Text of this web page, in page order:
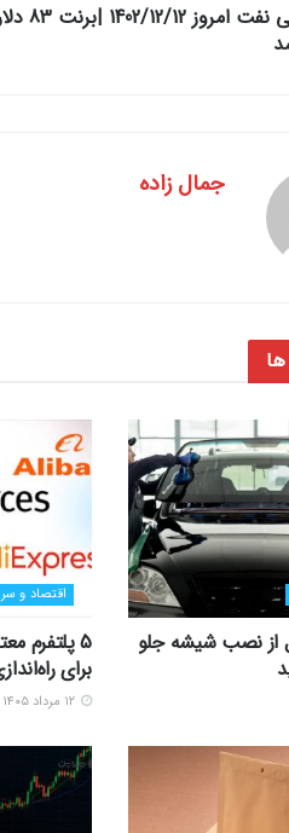
قیمت جهانی نفت
جمال زاده
از نصب شیشه جلو
اقتصاد و
5 پلتفرم
برای